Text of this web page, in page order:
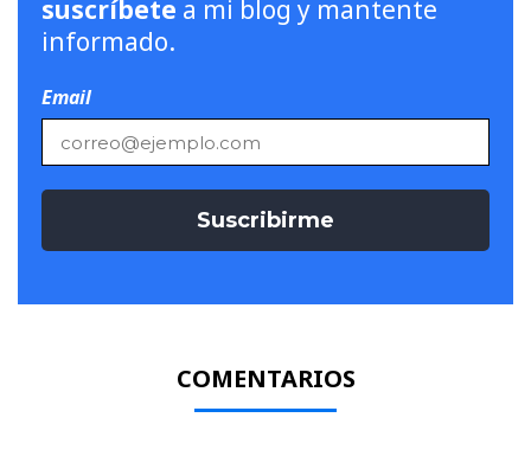
suscríbete a mi blog y mantente
informado.
Email
COMENTARIOS